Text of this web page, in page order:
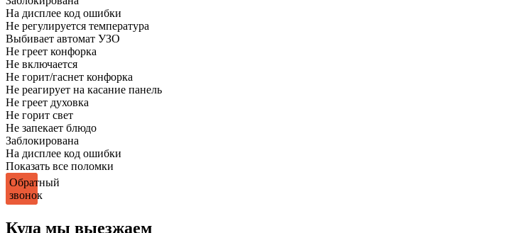
На дисплее код ошибки
Не регулируется температура
Выбивает автомат УЗО
Не греет конфорка
Не включается
Не горит/гаснет конфорка
Не реагирует на касание панель
Не греет духовка
Не горит свет
Не запекает блюдо
Заблокирована
На дисплее код ошибки
Показать все поломки
Обратный
звонок
Куда мы выезжаем